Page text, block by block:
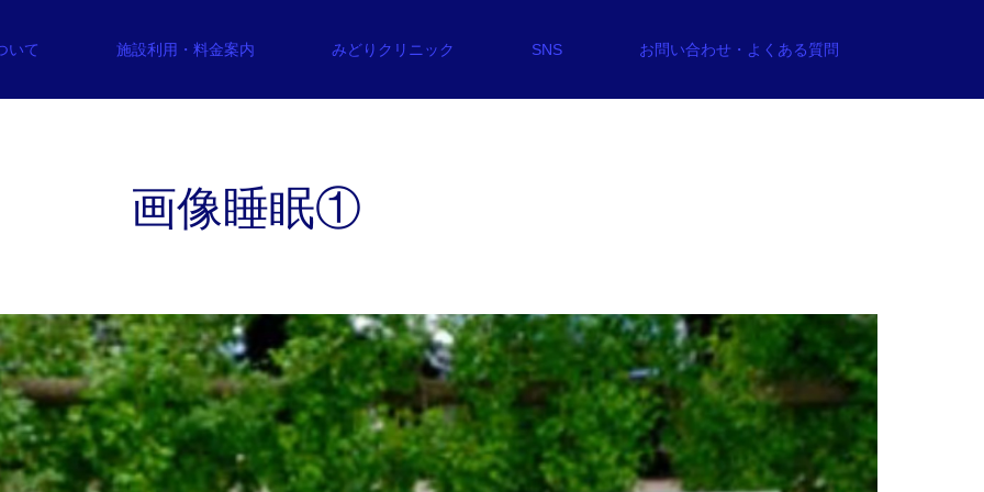
いて 施設利用・料金案内 みどりクリニック SNS お問い合わせ・よくある質問
画像睡眠①